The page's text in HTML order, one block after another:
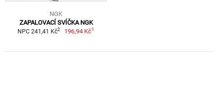
NGK
ZAPALOVACÍ SVÍČKA NGK
NPC 241,41 Kč2 196,94 Kč1